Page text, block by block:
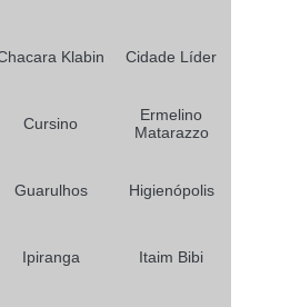
Klabin Cidade Líder
Cursino
Ermelino
Matarazzo
Guarulhos Higienópolis
Ipiranga Itaim Bibi